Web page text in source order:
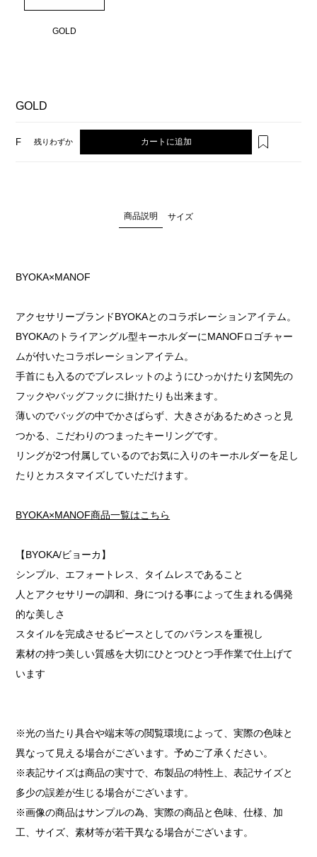
GOLD
GOLD
F 残りわずか カートに追加
商品説明 サイズ
BYOKA×MANOF
アクセサリーブランドBYOKAとのコラボレーションアイテム。
BYOKAのトライアングル型キーホルダーにMANOFロゴチャー
ムが付いたコラボレーションアイテム。
手首にも入るのでブレスレットのようにひっかけたり玄関先の
フックやバッグフックに掛けたりも出来ます。
薄いのでバッグの中でかさばらず、大きさがあるためさっと見
つかる、こだわりのつまったキーリングです。
リングが2つ付属しているのでお気に入りのキーホルダーを足し
たりとカスタマイズしていただけます。
BYOKA×MANOF商品一覧はこちら
【BYOKA/ビョーカ】
シンプル、エフォートレス、タイムレスであること
人とアクセサリーの調和、身につける事によって生まれる偶発
的な美しさ
スタイルを完成させるピースとしてのバランスを重視し
素材の持つ美しい質感を大切にひとつひとつ手作業で仕上げて
います
※光の当たり具合や端末等の閲覧環境によって、実際の色味と
異なって見える場合がございます。予めご了承ください。
※表記サイズは商品の実寸で、布製品の特性上、表記サイズと
多少の誤差が生じる場合がございます。
※画像の商品はサンプルの為、実際の商品と色味、仕様、加
工、サイズ、素材等が若干異なる場合がございます。